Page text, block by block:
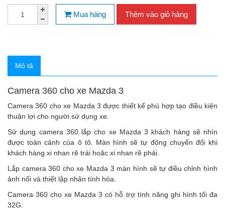
Mua hàng Thêm vào giỏ hàng
Mô tả
Camera 360 cho xe Mazda 3
Camera 360 cho xe Mazda 3 được thiết kế phù hợp tạo điều kiện
thuận lợi cho người sử dụng xe.
Sử dụng camera 360 lắp cho xe Mazda 3 khách hàng sẽ nhìn
được toàn cảnh của ô tô. Màn hình sẽ tự động chuyển đổi khi
khách hàng xi nhan rẽ trái hoặc xi nhan rẽ phải.
Lắp camera 360 cho xe Mazda 3 màn hình sẽ tự điều chỉnh hình
ảnh nối và thiết lập nhân tính hóa.
Camera 360 cho xe Mazda 3 có hỗ trợ tính năng ghi hình tối đa
32G.